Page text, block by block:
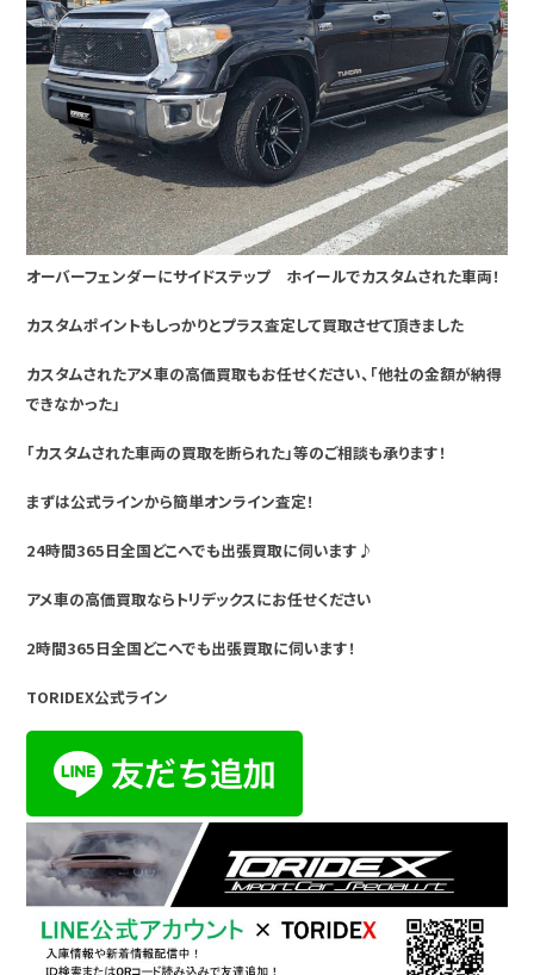
オーバーフェンダーにサイドステップ ホイールでカスタムされた車両！
カスタムポイントもしっかりとプラス査定して買取させて頂きました
カスタムされたアメ車の高価買取もお任せください、「他社の金額が納得
できなかった」
「カスタムされた車両の買取を断られた」等のご相談も承ります！
まずは公式ラインから簡単オンライン査定！
24時間365日全国どこへでも出張買取に伺います♪
アメ車の高価買取ならトリデックスにお任せください
2時間365日全国どこへでも出張買取に伺います！
TORIDEX公式ライン